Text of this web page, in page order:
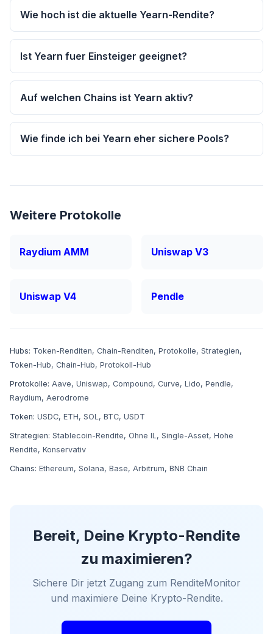
Wie hoch ist die aktuelle Yearn-Rendite?
Ist Yearn fuer Einsteiger geeignet?
Auf welchen Chains ist Yearn aktiv?
Wie finde ich bei Yearn eher sichere Pools?
Weitere Protokolle
Raydium AMM Uniswap V3
Uniswap V4 Pendle
Hubs: Token-Renditen, Chain-Renditen, Protokolle, Strategien,
Token-Hub, Chain-Hub, Protokoll-Hub
Protokolle: Aave, Uniswap, Compound, Curve, Lido, Pendle,
Raydium, Aerodrome
Token: USDC, ETH, SOL , BTC, USDT
Strategien: Stablecoin-Rendite, Ohne IL , Single-Asset, Hohe
Rendite, Konservativ
Chains: Ethereum, Solana, Base, Arbitrum, BNB Chain
Bereit, Deine Krypto-Rendite
zu maximieren?
Sichere Dir jetzt Zugang zum RenditeMonitor
und maximiere Deine Krypto-Rendite.